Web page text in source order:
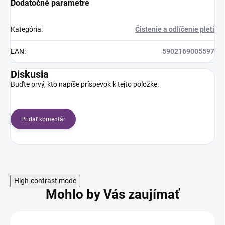
Dodatočné parametre
Kategória: Čistenie a odlíčenie pleti
EAN: 5902169005597
Diskusia
Buďte prvý, kto napíše príspevok k tejto položke.
Pridať komentár
High-contrast mode
Mohlo by Vás zaujímať